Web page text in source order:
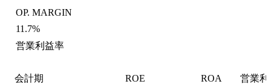
OP. MARGIN
11.7%
営業利益率
会計期 ROE ROA 営業